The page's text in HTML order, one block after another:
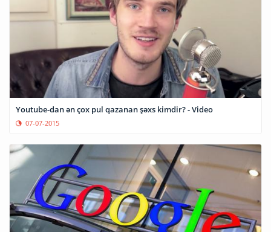
Youtube-dan ən çox pul qazanan şəxs kimdir? - Video
07-07-2015